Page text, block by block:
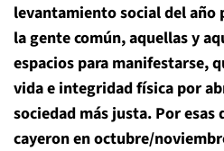
levantamiento social del año
la gente común, aquellas y
espacios para manifestarse,
vida e integridad física por
sociedad más justa. Por esas
cayeron en octubre/